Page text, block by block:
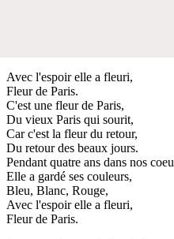
Avec l'espoir elle a fleuri,
Fleur de Paris.
C'est une fleur de Paris,
Du vieux Paris qui sourit,
Car c'est la fleur du retour,
Du retour des beaux jours.
Pendant quatre ans dans nos
Elle a gardé ses couleurs,
Bleu, Blanc, Rouge,
Avec l'espoir elle a fleuri,
Fleur de Paris.